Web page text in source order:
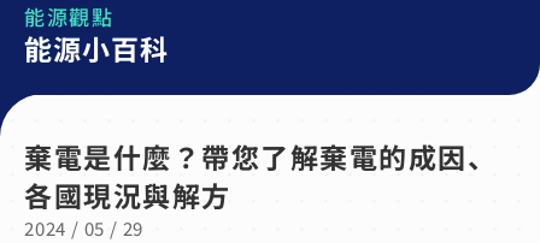
能源觀點
能源小百科
棄電是什麼？帶您了解棄電的成因、
各國現況與解方
2024 / 05 / 29